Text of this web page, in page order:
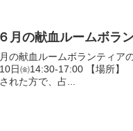
月の献血ルームボラ
の献血ルームボランティアの日程のお知らせで
17:00 【場所】 アトリオン献血ルーム（秋田市） 【対象】 当日献血の受付
れた方で、占...